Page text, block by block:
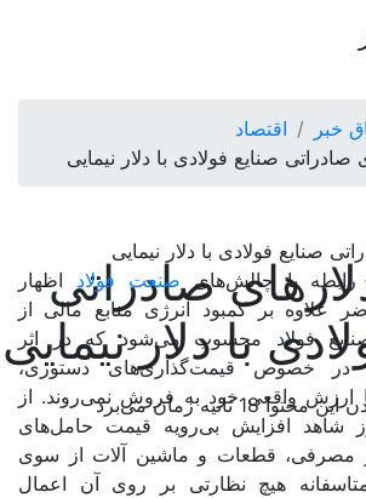
خبر
اقتصاد
صنایع فولادی با دلار نیمایی
صادراتی
با دلار نیمایی
محتوا 18 ثانیه زمان می‌برد
با چالش‌های صنعت فولاد اظهار
علاوه بر کمبود انرژی منابع مالی از
فولاد محسوب می‌شود که در اثر
در خصوص قیمت‌گذاری‌های دستوری،
ارزش واقعی خود به فروش نمی‌روند. از
شاهد افزایش بی‌رویه قیمت حامل‌های
و مصرفی، قطعات و ماشین آلات از سوی
هیچ نظارتی بر روی آن اعمال